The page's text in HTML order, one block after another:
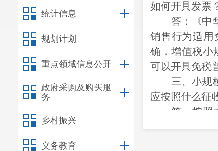
统计信息
规划计划
重点领域信息公开
政府采购及购买服
务
乡村振兴
义务教育
如何开具发票
答：《中
销售行为适用
确，增值税小
可以开具免税
三、小规
应按照什么征
答：按照
税销售收入，